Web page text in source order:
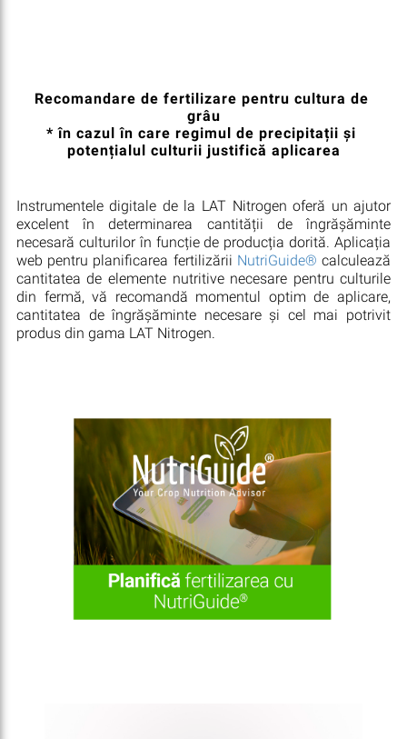
Recomandare de fertilizare pentru cultura de
grâu
* în cazul în care regimul de precipitații și
potențialul culturii justifică aplicarea
Instrumentele digitale de la LAT Nitrogen oferă un ajutor
excelent în determinarea cantității de îngrășăminte
necesară culturilor în funcție de producția dorită. Aplicația
web pentru planificarea fertilizării NutriGuide® calculează
cantitatea de elemente nutritive necesare pentru culturile
din fermă, vă recomandă momentul optim de aplicare,
cantitatea de îngrășăminte necesare și cel mai potrivit
produs din gama LAT Nitrogen.